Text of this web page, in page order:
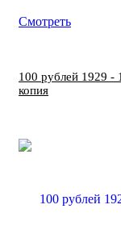
Смотреть
100 рублей 1929 -
копия